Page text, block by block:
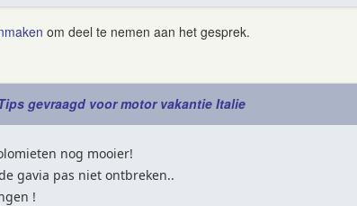
om deel te nemen aan het gesprek.
gevraagd voor motor vakantie Italie
nog mooier!
gavia pas niet ontbreken..
!